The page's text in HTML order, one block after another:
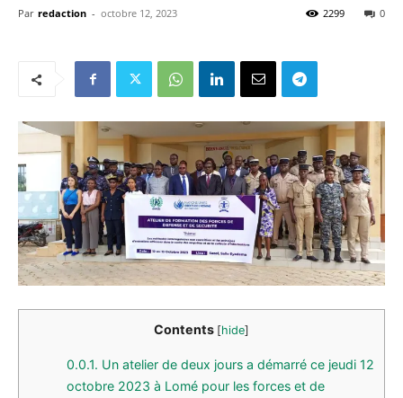
Par redaction - octobre 12, 2023 0
2299
Contents [hide]
0.0.1. Un atelier de deux jours a démarré ce jeudi 12
octobre 2023 à Lomé pour les forces et de